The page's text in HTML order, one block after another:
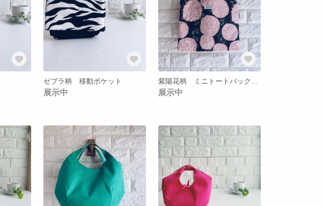
ゼブラ柄 移動ポケット
展示中 展示中